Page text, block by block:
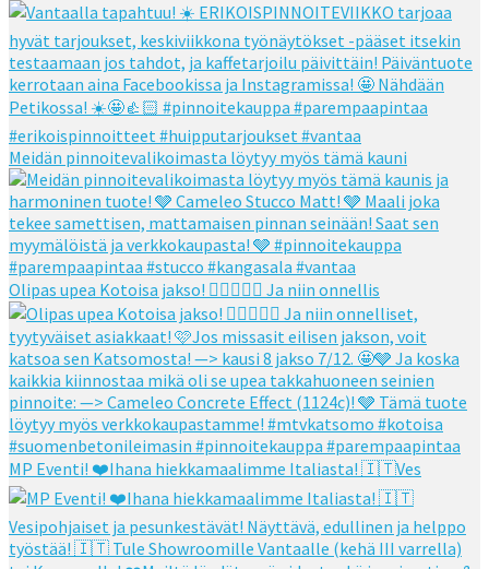
Meidän pinnoitevalikoimasta löytyy myös tämä kauni
Olipas upea Kotoisa jakso! 👌🏻👌🏻🧡 Ja niin onnellis
MP Eventi! ❤️Ihana hiekkamaalimme Italiasta! 🇮🇹Ves